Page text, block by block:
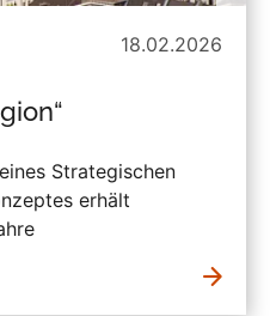
18.02.2026
Strategischen
erhält